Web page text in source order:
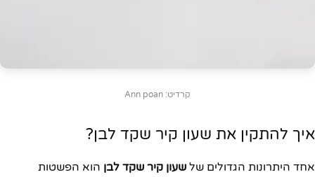
קרדיט: Ann poan
איך להתקין את שעון קיר שקד לבן?
אחד היתרונות הגדולים של שעון קיר שקד לבן הוא הפשטות